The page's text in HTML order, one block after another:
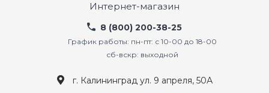
Интернет-магазин
8 (800) 200-38-25
График работы: пн-пт: с 10-00 до 18-00
сб-вскр: выходной
г. Калининград ул. 9 апреля, 50А